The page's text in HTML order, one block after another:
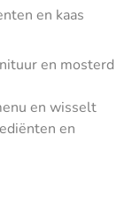
en kaas
en mosterd
en wisselt
en